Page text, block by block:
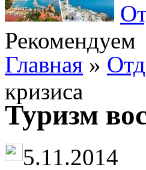
Рекомендуем
Главная »
кризиса
Туризм
5.11.2014